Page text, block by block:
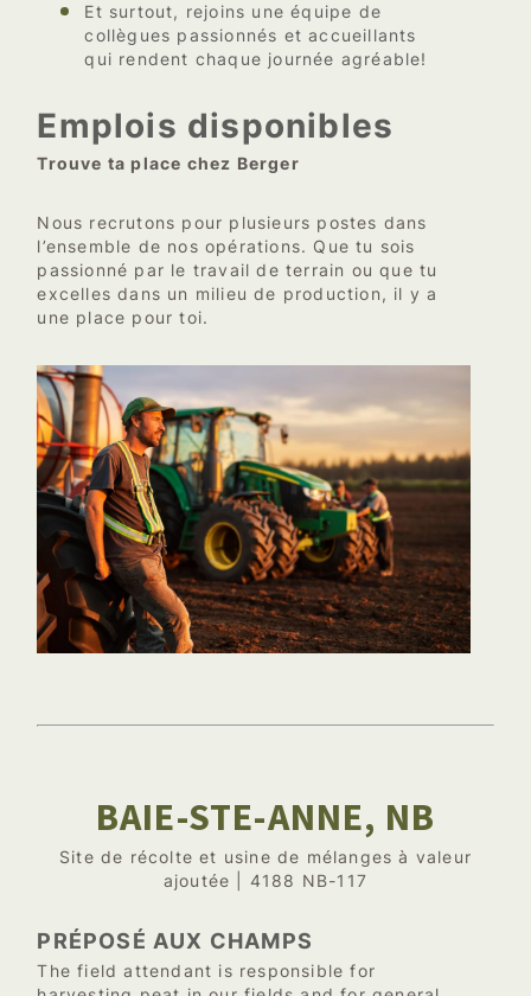
Et surtout, rejoins une équipe de
collègues passionnés et accueillants
qui rendent chaque journée agréable!
Emplois disponibles
Trouve ta place chez Berger
Nous recrutons pour plusieurs postes dans
l’ensemble de nos opérations. Que tu sois
passionné par le travail de terrain ou que tu
excelles dans un milieu de production, il y a
une place pour toi.
BAIE-STE-ANNE, NB
Site de récolte et usine de mélanges à valeur
ajoutée | 4188 NB-117
PRÉPOSÉ AUX CHAMPS
The field attendant is responsible for